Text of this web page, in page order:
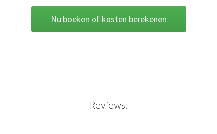
Nu boeken of kosten berekenen
Reviews: